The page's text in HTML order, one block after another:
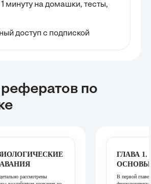
минуту на домашки, тесты,
доступ с подпиской
по
рассмотрены
ГЛАВА
В первой главе